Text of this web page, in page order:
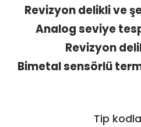
Revizyon delikli ve
Analog seviye
Revizyon
Bimetal sensörlü
Tip